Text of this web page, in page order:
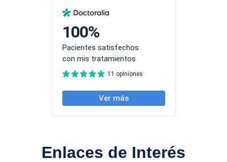
Enlaces de Interés